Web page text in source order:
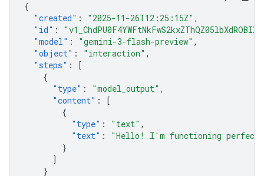
{
"created" : "2025-11-26T12:25:15Z" ,
"id" :
"model" : "gemini-3-flash-preview" ,
"object" : "interaction" ,
"steps" :
[
{
"type" : "model_output" ,
"content" :
[
{
"type" : "text" ,
"text" :
"Hello! I'm functioning
}
]
}